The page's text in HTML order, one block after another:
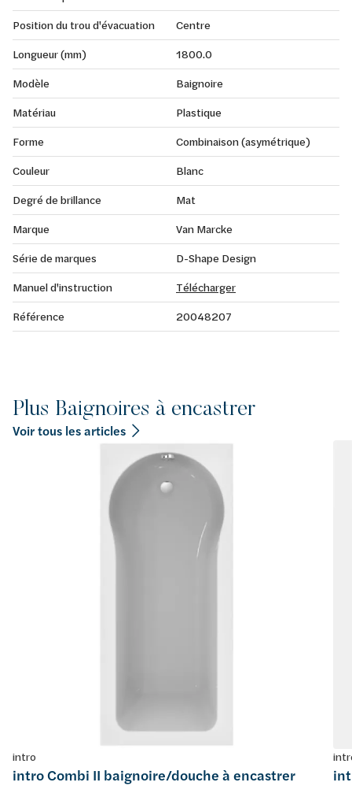
Position du trou d'évacuation
Centre
Longueur (mm)
1800.0
Modèle
Baignoire
Matériau
Plastique
Forme
Combinaison (asymétrique)
Couleur
Blanc
Degré de brillance
Mat
Marque
Van Marcke
Série de marques
D-Shape Design
Manuel d'instruction
Télécharger
Référence
20048207
Plus Baignoires à encastrer
Voir tous les articles
intro
intro Combi II baignoire/douche à encastrer